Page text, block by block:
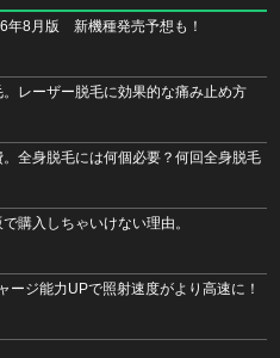
年8月版 新機種発売予想も！
レーザー脱毛に効果的な痛み止め方
全身脱毛には何個必要？何回全身脱毛
購入しちゃいけない理由。
ジ能力UPで照射速度がより高速に！